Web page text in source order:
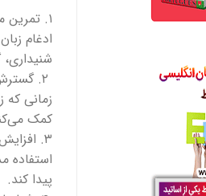
۱. تمرین مداوم
ادغام
زمانی که
کمک
۳. افزایش اعتماد به نفس
استفاده
پیدا کند.